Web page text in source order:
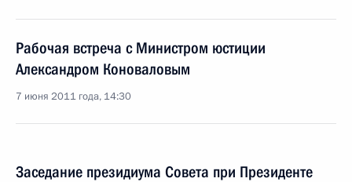
Рабочая встреча с Министром юстиции
Александром Коноваловым
7 июня 2011 года, 14:30
Заседание президиума Совета при Президенте